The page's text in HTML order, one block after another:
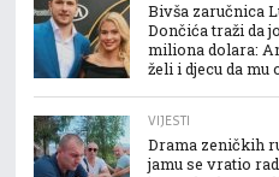
Bivša zaručnica
Dončića traži da
miliona dolara:
želi i djecu da mu
VIJESTI
Drama zeničkih
jamu se vratio